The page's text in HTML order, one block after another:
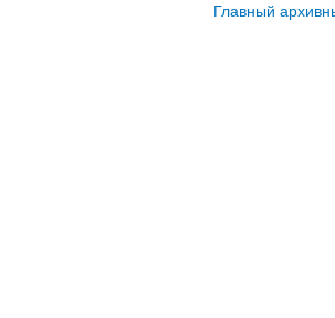
Главный